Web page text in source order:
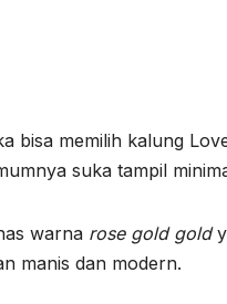
bisa memilih kalung
suka tampil
warna rose gold gold
manis dan modern.